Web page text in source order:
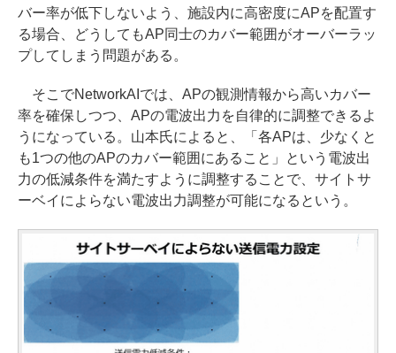
バー率が低下しないよう、施設内に高密度にAPを配置す
る場合、どうしてもAP同士のカバー範囲がオーバーラッ
プしてしまう問題がある。
そこでNetworkAIでは、APの観測情報から高いカバー
率を確保しつつ、APの電波出力を自律的に調整できるよ
うになっている。山本氏によると、「各APは、少なくと
も1つの他のAPのカバー範囲にあること」という電波出
力の低減条件を満たすように調整することで、サイトサ
ーベイによらない電波出力調整が可能になるという。